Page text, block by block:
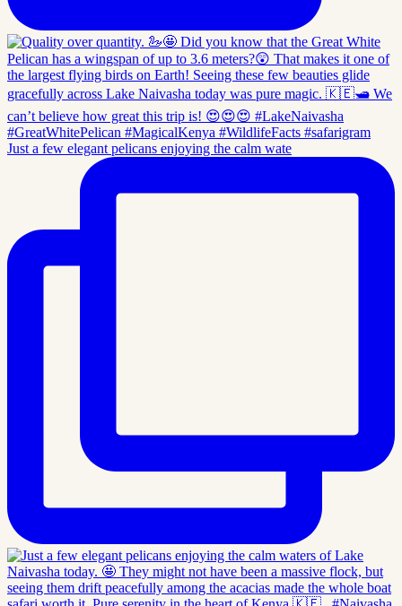
Just a few elegant pelicans enjoying the calm wate